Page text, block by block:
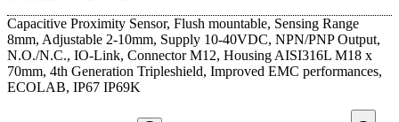
Capacitive Proximity Sensor, Flush mountable, Sensing Range
8mm, Adjustable 2-10mm, Supply 10-40VDC, NPN/PNP Output,
N.O./N.C., IO-Link, Connector M12, Housing AISI316L M18 x
70mm, 4th Generation Tripleshield, Improved EMC performances,
ECOLAB, IP67 IP69K